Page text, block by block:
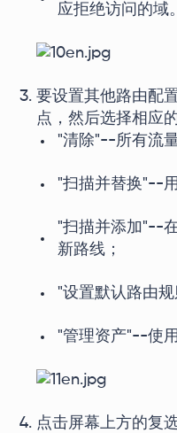
应拒绝访问的域。
要设置其他路由配
点，然后选择相应
"清除"--所有流
"扫描并替换"--
"扫描并添加"--
新路线；
"设置默认路由
"管理资产"--使
点击屏幕上方的复